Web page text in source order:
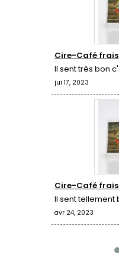
Cire-Café
Il sent très bon
jui 17, 2023
Cire-Café
Il sent tellement
avr 24, 2023